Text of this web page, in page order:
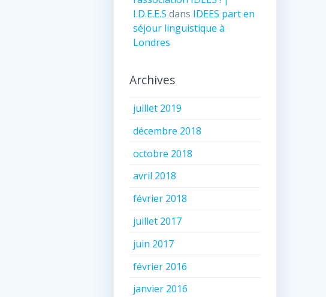
I.D.E.E.S dans IDEES part en
séjour linguistique à
Londres
Archives
juillet 2019
décembre 2018
octobre 2018
avril 2018
février 2018
juillet 2017
juin 2017
février 2016
janvier 2016